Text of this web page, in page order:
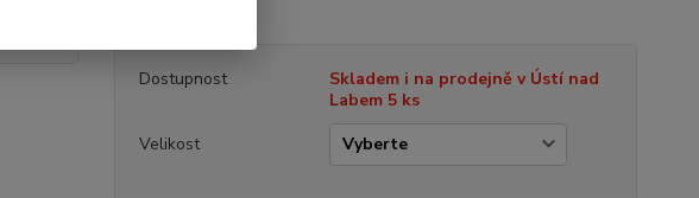
Dostupnost
Skladem i na prodejně v Ústí nad
Labem 5 ks
Velikost